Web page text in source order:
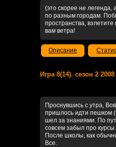
(это скорее не легенда,
по разным городам.
пространства,
вам ветра!
Описание
Игра 8(14). сезон 2
Проснувшись с утра,
пришлось идти пешком
шел за знаниями. По
совсем забыл про
После школы, как
Все.